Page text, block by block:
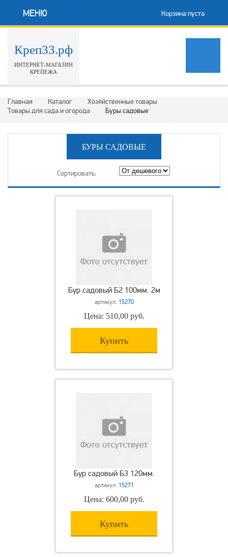
МЕНЮ Корзина пуста
Креп33.рф
ИНТЕРНЕТ-МАГАЗИН
КРЕПЕЖА
Главная Каталог
Хозяйственные товары
Товары для сада и огорода
Буры садовые
БУРЫ САДОВЫЕ
Сортировать:
Бур садовый Б2 100мм. 2м
артикул: 15270
Цена: 510,00 руб.
Купить
Бур садовый Б3 120мм.
артикул: 15271
Цена: 600,00 руб.
Купить